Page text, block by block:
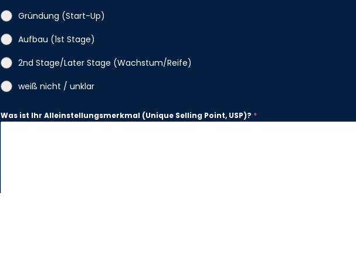
Gründung (Start-Up)
Aufbau (1st Stage)
2nd Stage/Later Stage (Wachstum/Reife)
weiß nicht / unklar
Was ist Ihr Alleinstellungsmerkmal (Unique Selling Point, USP)? *